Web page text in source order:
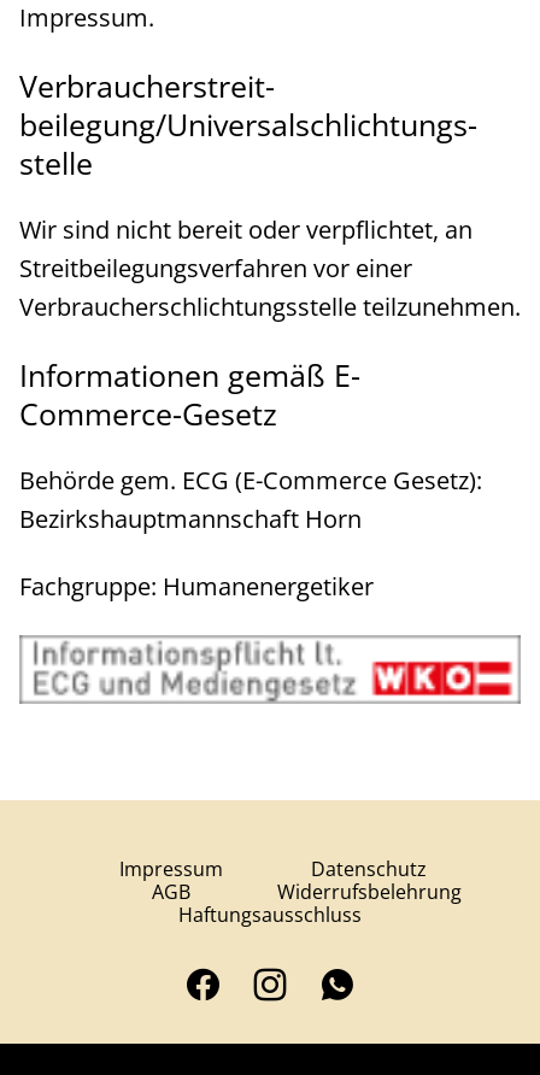
Impressum.
Verbraucher­streit­
beilegung/Universal­schlichtungs­
stelle
Wir sind nicht bereit oder verpflichtet, an
Streitbeilegungsverfahren vor einer
Verbraucherschlichtungsstelle teilzunehmen.
Informationen gemäß E-
Commerce-Gesetz
Behörde gem. ECG (E-Commerce Gesetz):
Bezirkshauptmannschaft Horn
Fachgruppe: Humanenergetiker
Impressum
Datenschutz
AGB
Widerrufsbelehrung
Haftungsausschluss